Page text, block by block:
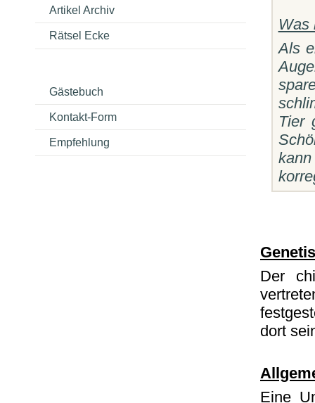
Artikel Archiv
Rätsel Ecke
Gästebuch
Kontakt-Form
Empfehlung
Was
Als
Tier
Der
dort
Eine